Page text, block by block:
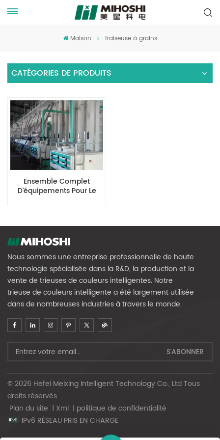
Maison fraiseuse à grains
CATÉGORIES DE PRODUITS
Ensemble Complet
D'équipements Pour Le
Nous sommes une entreprise professionnelle de haute
technologie spécialisée dans la R&D, la production et la
vente de trieuses de couleurs intelligentes. Notre
trieuse de couleurs intelligente a été largement utilisée
dans de nombreuses industries à travers le monde.
© 2026 Hefei Meixing Intelligent Technology Co., Ltd Tous
droits réservés .
Plan du site | Xml | politique de confidentialité
IPv6 RÉSEAU PRIS EN CHARGE